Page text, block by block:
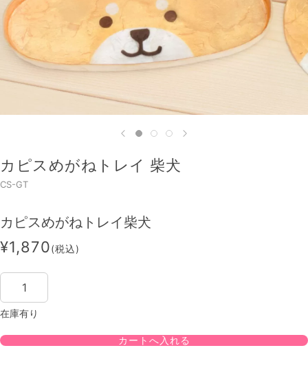
カピスめがねトレイ 柴犬
CS-GT
カピスめがねトレイ柴犬
¥1,870(税込)
在庫有り